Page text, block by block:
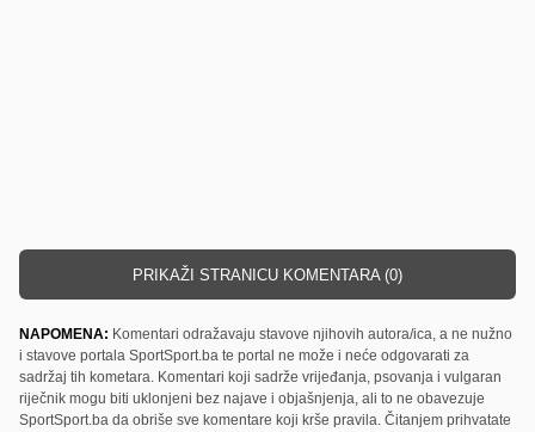
PRIKAŽI STRANICU KOMENTARA (0)
NAPOMENA: Komentari odražavaju stavove njihovih autora/ica, a ne nužno
i stavove portala SportSport.ba te portal ne može i neće odgovarati za
sadržaj tih kometara. Komentari koji sadrže vrijeđanja, psovanja i vulgaran
riječnik mogu biti uklonjeni bez najave i objašnjenja, ali to ne obavezuje
SportSport.ba da obriše sve komentare koji krše pravila. Čitanjem prihvatate